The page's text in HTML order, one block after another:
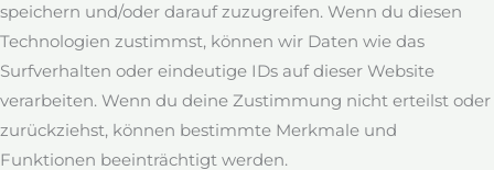
speichern und/oder darauf zuzugreifen. Wenn du diesen
Technologien zustimmst, können wir Daten wie das
Surfverhalten oder eindeutige IDs auf dieser Website
verarbeiten. Wenn du deine Zustimmung nicht erteilst oder
zurückziehst, können bestimmte Merkmale und
Funktionen beeinträchtigt werden.